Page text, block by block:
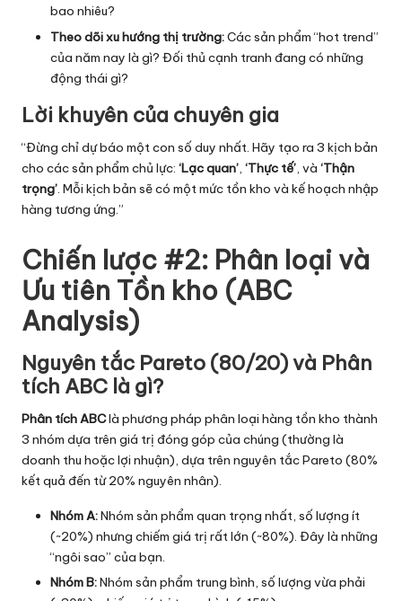
bao nhiêu?
Theo dõi xu hướng thị trường:Các sản phẩm “hot trend”
của năm nay là gì? Đối thủ cạnh tranh đang có những
động thái gì?
Lời khuyên của chuyên gia
“Đừng chỉ dự báo một con số duy nhất. Hãy tạo ra 3 kịch bản
cho các sản phẩm chủ lực: ‘Lạc quan’ ‘Thực tế’ , và ‘Thận
trọng’ . Mỗi kịch bản sẽ có một mức tồn kho và kế hoạch nhập
hàng tương ứng.”
Chiến lược #2: Phân loại và
Ưu tiên Tồn kho (ABC
Analysis)
Nguyên tắc Pareto (80/20) và Phân
tích ABC là gì?
Phân tích ABClà phương pháp phân loại hàng tồn kho thành
3 nhóm dựa trên giá trị đóng góp của chúng (thường là
doanh thu hoặc lợi nhuận), dựa trên nguyên tắc Pareto (80%
kết quả đến từ 20% nguyên nhân).
Nhóm A:Nhóm sản phẩm quan trọng nhất, số lượng ít
(~20%) nhưng chiếm giá trị rất lớn (~80%). Đây là những
“ngôi sao” của bạn.
Nhóm B:Nhóm sản phẩm trung bình, số lượng vừa phải